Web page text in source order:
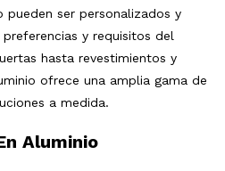
ser personalizados y
y requisitos del
hasta revestimientos y
ofrece una amplia gama de
a medida.
Aluminio